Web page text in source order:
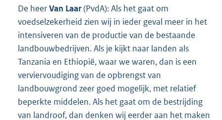
De heerVan Laar(PvdA): Als het gaat om
voedselzekerheid zien wij in ieder geval meer in het
intensiveren van de productie van de bestaande
landbouwbedrijven. Als je kijkt naar landen als
Tanzania en Ethiopië, waar we waren, dan is een
verviervoudiging van de opbrengst van
landbouwgrond zeer goed mogelijk, met relatief
beperkte middelen. Als het gaat om de bestrijding
van landroof, dan denken wij eerder aan het maken